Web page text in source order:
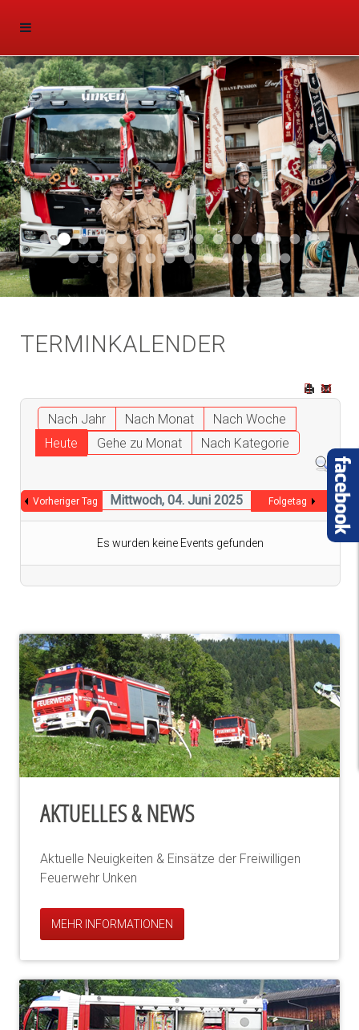
Aktuell 046
Aktuell 047
Start 011Aktuell 044
Aktuell 043
Aktuell 041
Aktuell 042
Aktuell 035
Aktuell 031
Aktuell 032
Aktuell 033
Aktuell 029
Aktuell 027
Aktuell 026
Start
Aktuell 024
Aktuell 019
Auto 010Start 010Start 002
Auto 002
Auto 009Auto 006Start 008
Start 005Start 003Start 006
TERMINKALENDER
Nach Jahr Nach Monat
Nach Woche
Heute
Gehe zu Monat Nach Kategorie
Vorheriger Tag Mittwoch, 04. Juni 2025 Folgetag
Es wurden keine Events gefunden
AKTUELLES & NEWS
Aktuelle Neuigkeiten & Einsätze der Freiwilligen
Feuerwehr Unken
MEHR INFORMATIONEN